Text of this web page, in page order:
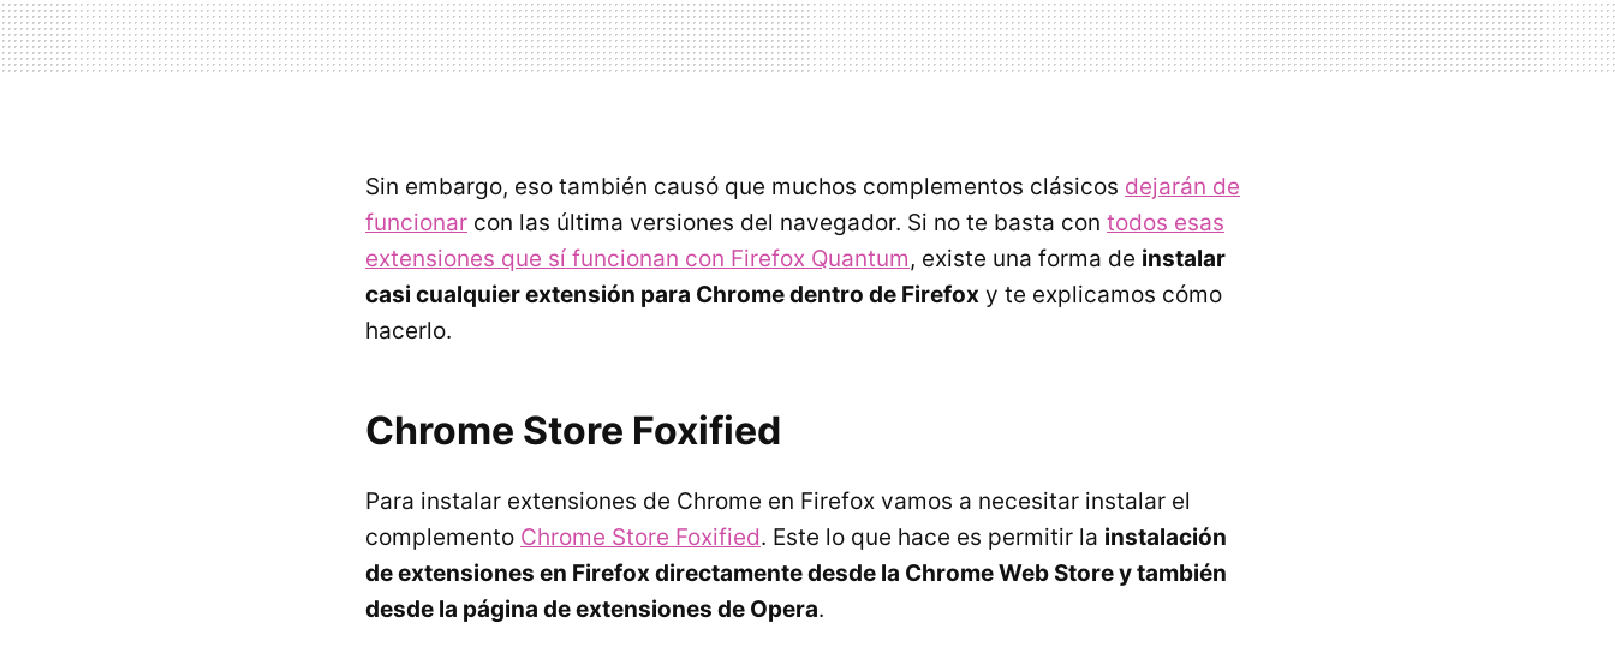
Sin embargo, eso también causó que muchos complementos clásicos dejarán de
funcionar con las última versiones del navegador. Si no te basta con todos esas
extensiones que sí funcionan con Firefox Quantum, existe una forma de instalar
casi cualquier extensión para Chrome dentro de Firefox y te explicamos cómo
hacerlo.
Chrome Store Foxified
Para instalar extensiones de Chrome en Firefox vamos a necesitar instalar el
complemento Chrome Store Foxified. Este lo que hace es permitir la instalación
de extensiones en Firefox directamente desde la Chrome Web Store y también
desde la página de extensiones de Opera.